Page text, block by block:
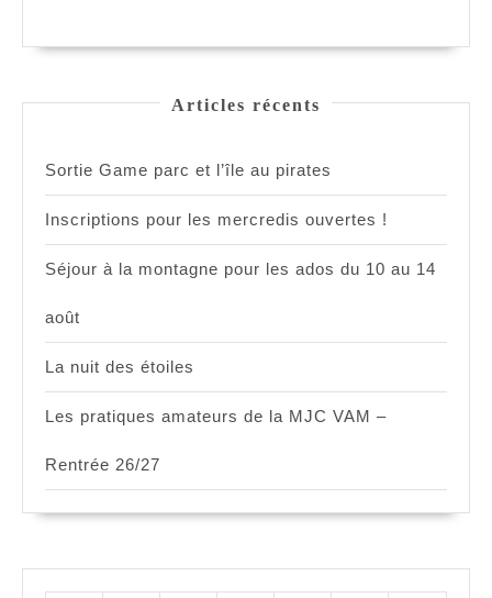
Articles récents
Sortie Game parc et l’île au pirates
Inscriptions pour les mercredis ouvertes !
Séjour à la montagne pour les ados du 10 au 14
août
La nuit des étoiles
Les pratiques amateurs de la MJC VAM –
Rentrée 26/27